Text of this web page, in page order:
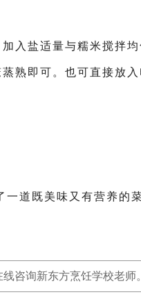
入盐适量与糯米搅拌均
熟即可。也可直接放
道既美味又有营养的菜
咨询新东方烹饪学校老师。